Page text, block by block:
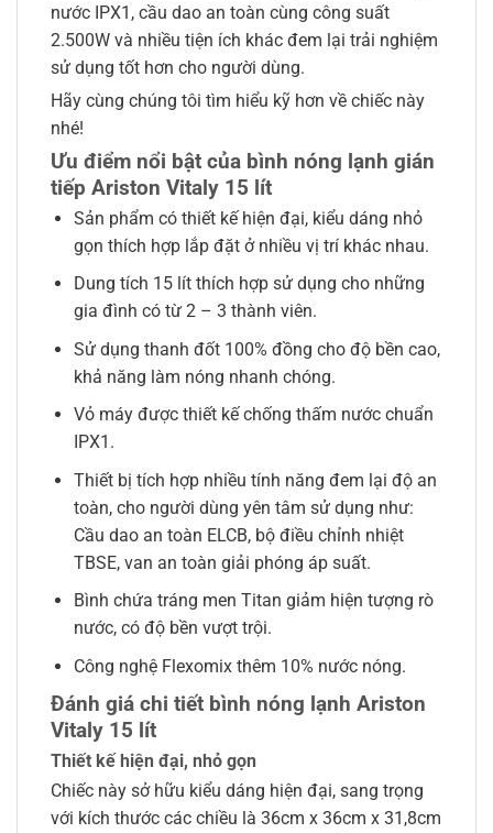
nước IPX1, cầu dao an toàn cùng công suất
2.500W và nhiều tiện ích khác đem lại trải nghiệm
sử dụng tốt hơn cho người dùng.
Hãy cùng chúng tôi tìm hiểu kỹ hơn về chiếc này
nhé!
Ưu điểm nổi bật của bình nóng lạnh gián
tiếp Ariston Vitaly 15 lít
Sản phẩm có thiết kế hiện đại, kiểu dáng nhỏ
gọn thích hợp lắp đặt ở nhiều vị trí khác nhau.
Dung tích 15 lít thích hợp sử dụng cho những
gia đình có từ 2 – 3 thành viên.
Sử dụng thanh đốt 100% đồng cho độ bền cao,
khả năng làm nóng nhanh chóng.
Vỏ máy được thiết kế chống thấm nước chuẩn
IPX1.
Thiết bị tích hợp nhiều tính năng đem lại độ an
toàn, cho người dùng yên tâm sử dụng như:
Cầu dao an toàn ELCB, bộ điều chỉnh nhiệt
TBSE, van an toàn giải phóng áp suất.
Bình chứa tráng men Titan giảm hiện tượng rò
nước, có độ bền vượt trội.
Công nghệ Flexomix thêm 10% nước nóng.
Đánh giá chi tiết bình nóng lạnh Ariston
Vitaly 15 lít
Thiết kế hiện đại, nhỏ gọn
Chiếc này sở hữu kiểu dáng hiện đại, sang trọng
với kích thước các chiều là 36cm x 36cm x 31,8cm